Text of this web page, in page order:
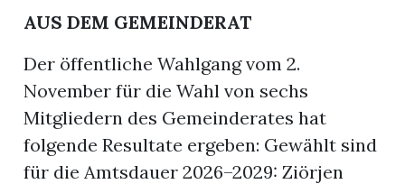
AUS DEM GEMEINDERAT
Der öffentliche Wahlgang vom 2.
November für die Wahl von sechs
Mitgliedern des Gemeinderates hat
folgende Resultate ergeben: Gewählt sind
für die Amtsdauer 2026–2029: Ziörjen